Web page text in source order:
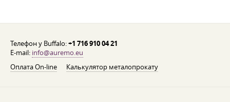
Телефон у Buffalo:+1 716 910 04 21
E-mail: info@auremo.eu
Оплата On-line
Калькулятор металопрокату